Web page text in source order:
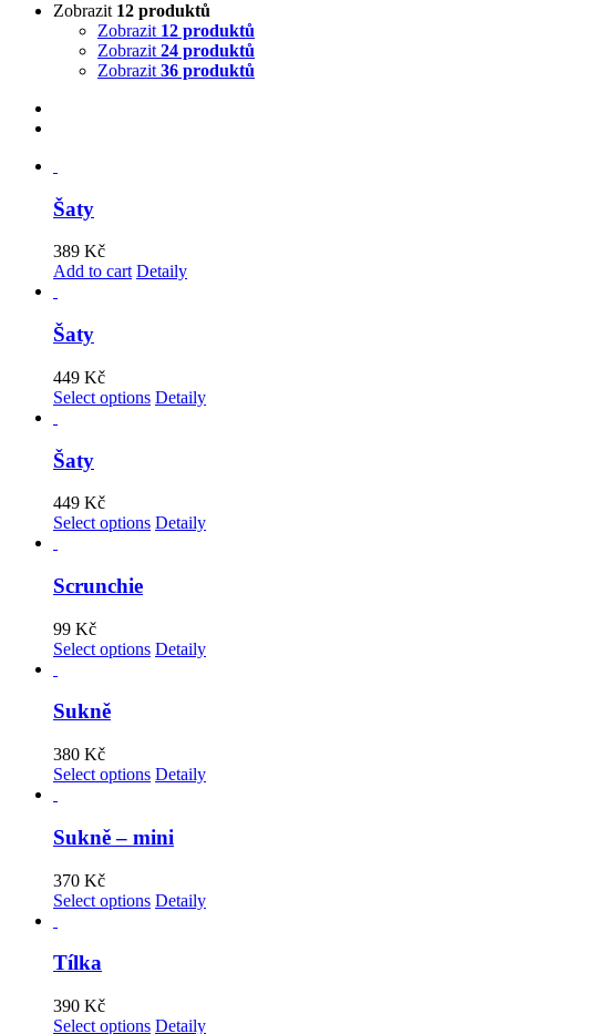
Zobrazit 12 produktů
Zobrazit 12 produktů
Zobrazit 24 produktů
Zobrazit 36 produktů
Šaty
389 Kč
Add to cart Detaily
Šaty
449 Kč
Select options Detaily
Šaty
449 Kč
Select options Detaily
Scrunchie
99 Kč
Select options Detaily
Sukně
380 Kč
Select options Detaily
Sukně – mini
370 Kč
Select options Detaily
Tílka
390 Kč
Select options Detaily